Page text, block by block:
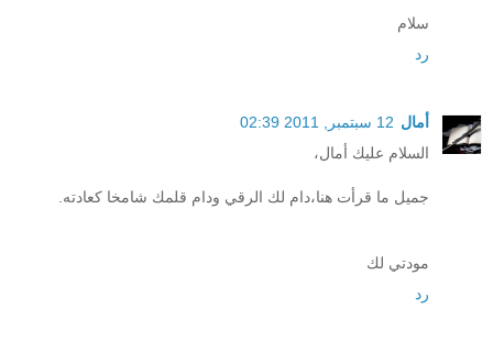
سلام
رد
أمال 12 سبتمبر, 2011 02:39
السلام عليك أمال،
جميل ما قرأت هنا،دام لك الرقي ودام قلمك شامخا كعادته.
مودتي لك
رد